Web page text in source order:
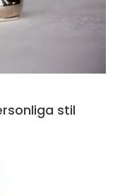
stil